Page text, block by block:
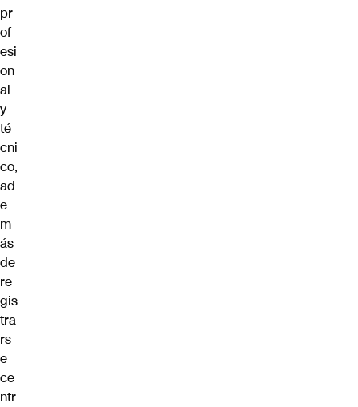
pr
of
esi
on
al
y
té
cni
co,
ad
e
m
ás
de
re
gis
tra
rs
e
ce
ntr